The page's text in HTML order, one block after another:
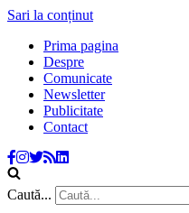
Sari la conținut
Prima pagina
Despre
Comunicate
Newsletter
Publicitate
Contact
Caută...